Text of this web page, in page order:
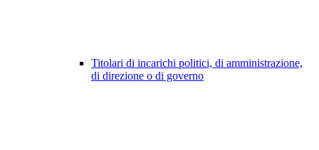
Titolari di incarichi politici, di amministrazione,
di direzione o di governo